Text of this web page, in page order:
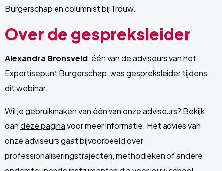
Burgerschap en columnist bij Trouw.
Over de gespreksleider
Alexandra Bronsveld, één van de adviseurs van het
Expertisepunt Burgerschap, was gespreksleider tijdens
dit webinar.
Wil je gebruikmaken van één van onze adviseurs? Bekijk
dandeze paginavoor meer informatie. Het advies van
onze adviseurs gaat bijvoorbeeld over
professionaliseringstrajecten, methodieken of andere